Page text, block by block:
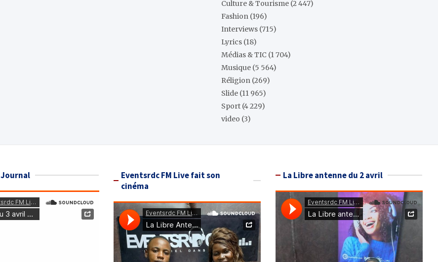
Culture & Tourisme (2 447)
Fashion (196)
Interviews (715)
Lyrics (18)
Médias & TIC (1 704)
Musique (5 564)
Réligion (269)
Slide (11 965)
Sport (4 229)
video (3)
Eventsrdc FM Live fait son
cinéma
La Libre antenne du 2 avril